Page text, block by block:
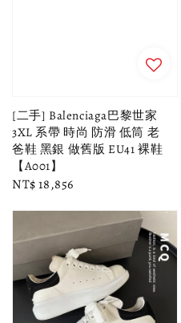
[二手] Balenciaga巴黎世家
3XL 系帶 時尚 防滑 低筒 老
爸鞋 黑銀 做舊版 EU41 裸鞋
【A001】
Regular
NT$ 18,856